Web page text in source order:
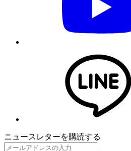
ニュースレターを購読する